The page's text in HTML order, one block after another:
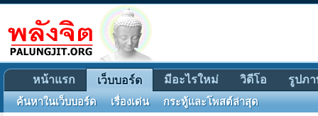
หน้าแรก เว็บบอร์ด
ค้นหาในเว็บบอร์ด เรื่องเด่น กระทู้และโพสต์ล่าสุด
มีอะไรใหม่ วิดีโอ รูปภ